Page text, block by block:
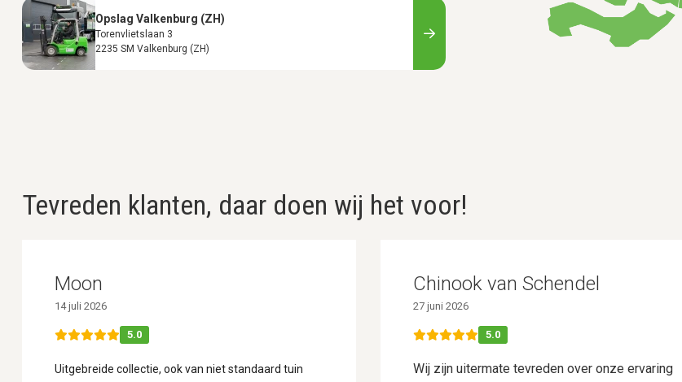
Opslag Valkenburg (ZH)
Torenvlietslaan 3
2235 SM Valkenburg (ZH)
Tevreden klanten, daar doen wij het voor!
Moon
14 juli 2026
5.0
Uitgebreide collectie, ook van niet standaard tuin
Chinook van Schendel
27 juni 2026
5.0
Wij zijn uitermate tevreden over onze ervaring